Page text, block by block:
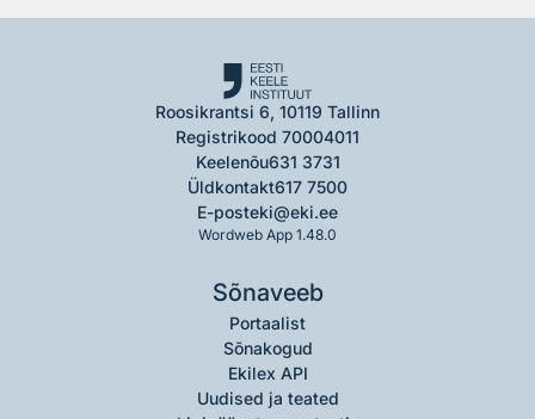
Roosikrantsi 6, 10119 Tallinn
Registrikood 70004011
Keelenõu631 3731
Üldkontakt617 7500
E-posteki@eki.ee
Wordweb App 1.48.0
Sõnaveeb
Portaalist
Sõnakogud
Ekilex API
Uudised ja teated